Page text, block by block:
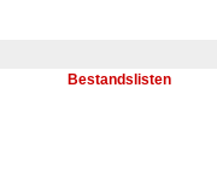
Bestandslisten